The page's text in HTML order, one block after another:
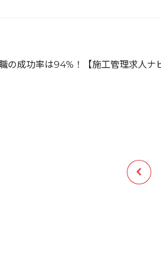
の成功率は94%！【施工管理求人ナ